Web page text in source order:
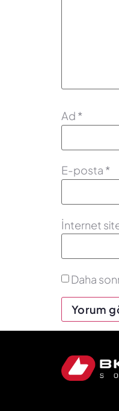
Ad *
E-posta *
İnternet
Daha